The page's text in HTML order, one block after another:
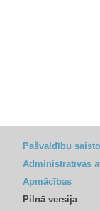
Pašvaldību
Administratīvās
Apmācības
Pilnā versija